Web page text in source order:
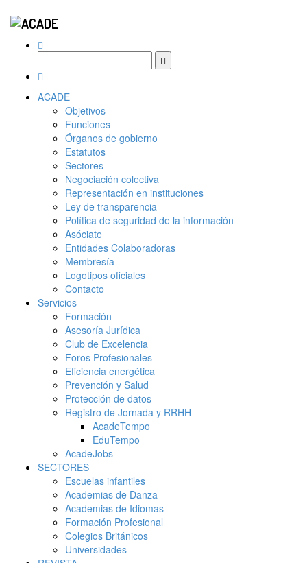
ACADE
Objetivos
Funciones
Órganos de gobierno
Estatutos
Sectores
Negociación colectiva
Representación en instituciones
Ley de transparencia
Política de seguridad de la información
Asóciate
Entidades Colaboradoras
Membresía
Logotipos oficiales
Contacto
Servicios
Formación
Asesoría Jurídica
Club de Excelencia
Foros Profesionales
Eficiencia energética
Prevención y Salud
Protección de datos
Registro de Jornada y RRHH
AcadeTempo
EduTempo
AcadeJobs
SECTORES
Escuelas infantiles
Academias de Danza
Academias de Idiomas
Formación Profesional
Colegios Británicos
Universidades